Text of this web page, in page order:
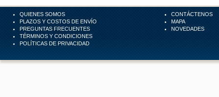
QUIENES SOMOS
PLAZOS Y COSTOS DE ENVÍO
PREGUNTAS FRECUENTES
TÉRMINOS Y CONDICIONES
POLÍTICAS DE PRIVACIDAD
CONTÁCTENOS
MAPA
NOVEDADES